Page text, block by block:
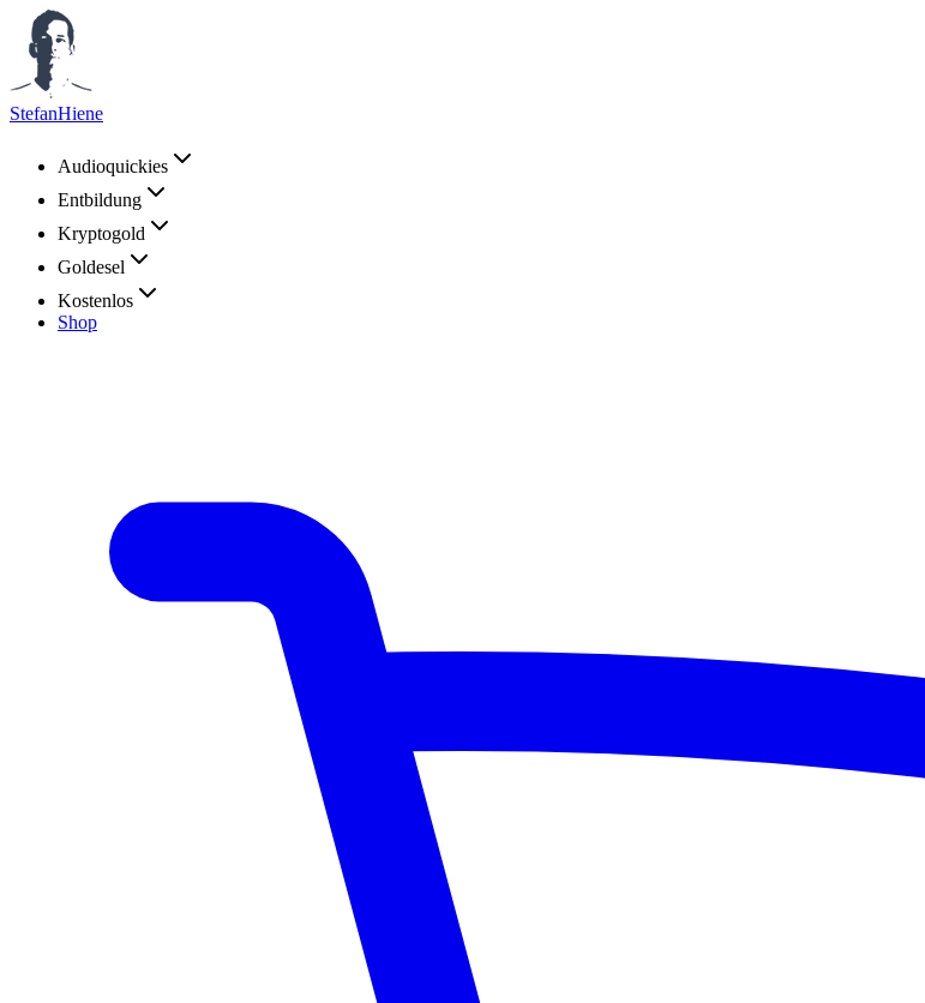
StefanHiene
Audioquickies
Entbildung
Kryptogold
Goldesel
Kostenlos
Shop